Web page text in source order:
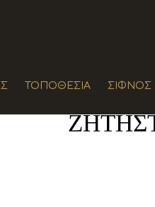
ΤΟΠΟΘΕΣΊΑ ΣΊΦΝΟΣ